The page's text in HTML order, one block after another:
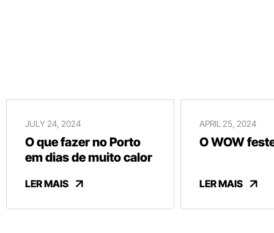
JULY 24, 2024
O que fazer no Porto
em dias de muito calor
LER MAIS
APRIL 25, 2024
O WOW
LER MAIS